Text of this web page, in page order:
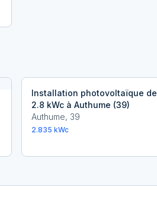
Installation photovoltaïque de
2.8 kWc à Authume (39)
Authume, 39
2.835 kWc